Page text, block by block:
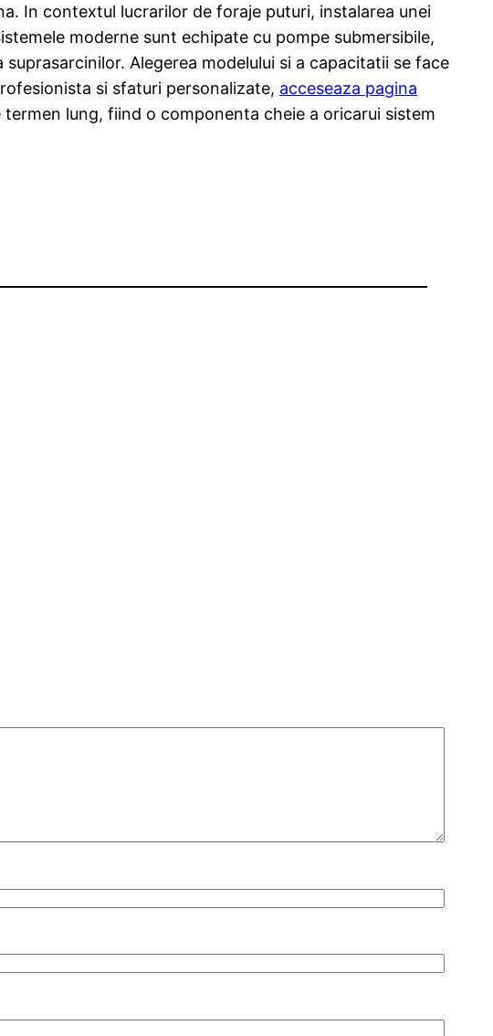
In contextul lucrarilor de foraje puturi, instalarea unei
moderne sunt echipate cu pompe submersibile,
Alegerea modelului si a capacitatii se face
si sfaturi personalizate, acceseaza pagina
lung, fiind o componenta cheie a oricarui sistem